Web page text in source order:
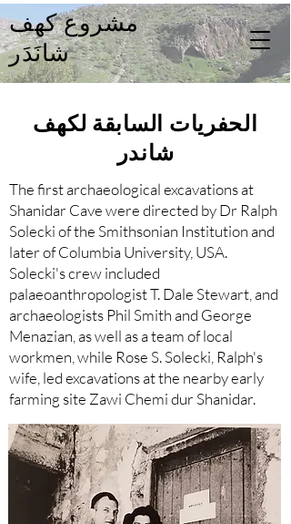
مشروع كهف
شانَدَر
الحفريات السابقة لكهف
شاندر
The first archaeological excavations at
Shanidar Cave were directed by Dr Ralph
Solecki of the Smithsonian Institution and
later of Columbia University, USA.
Solecki's crew included
palaeoanthropologist T. Dale Stewart, and
archaeologists Phil Smith and George
Menazian, as well as a team of local
workmen, while Rose S. Solecki, Ralph's
wife, led excavations at the nearby early
farming site Zawi Chemi dur Shanidar.